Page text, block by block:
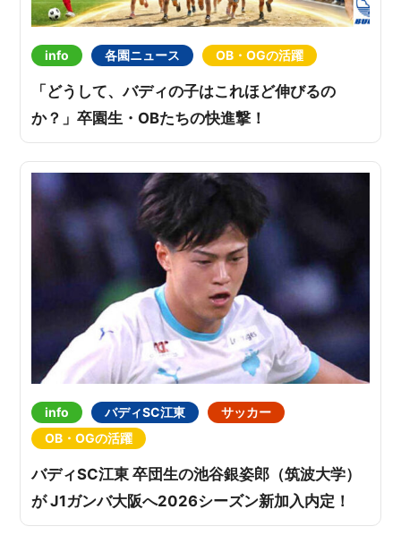
info 各園ニュース OB・OGの活躍
「どうして、バディの子はこれほど伸びるの
か？」卒園生・OBたちの快進撃！
info バディSC江東
サッカー
OB・OGの活躍
バディSC江東 卒団生の池谷銀姿郎（筑波大学）
が J1ガンバ大阪へ2026シーズン新加入内定！